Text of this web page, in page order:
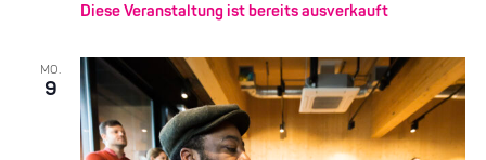
Diese Veranstaltung ist bereits ausverkauft
MO.
9